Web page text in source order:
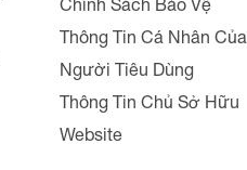
Thông Tin Cá Nhân Của
Người Tiêu Dùng
Thông Tin Chủ Sở Hữu
Website